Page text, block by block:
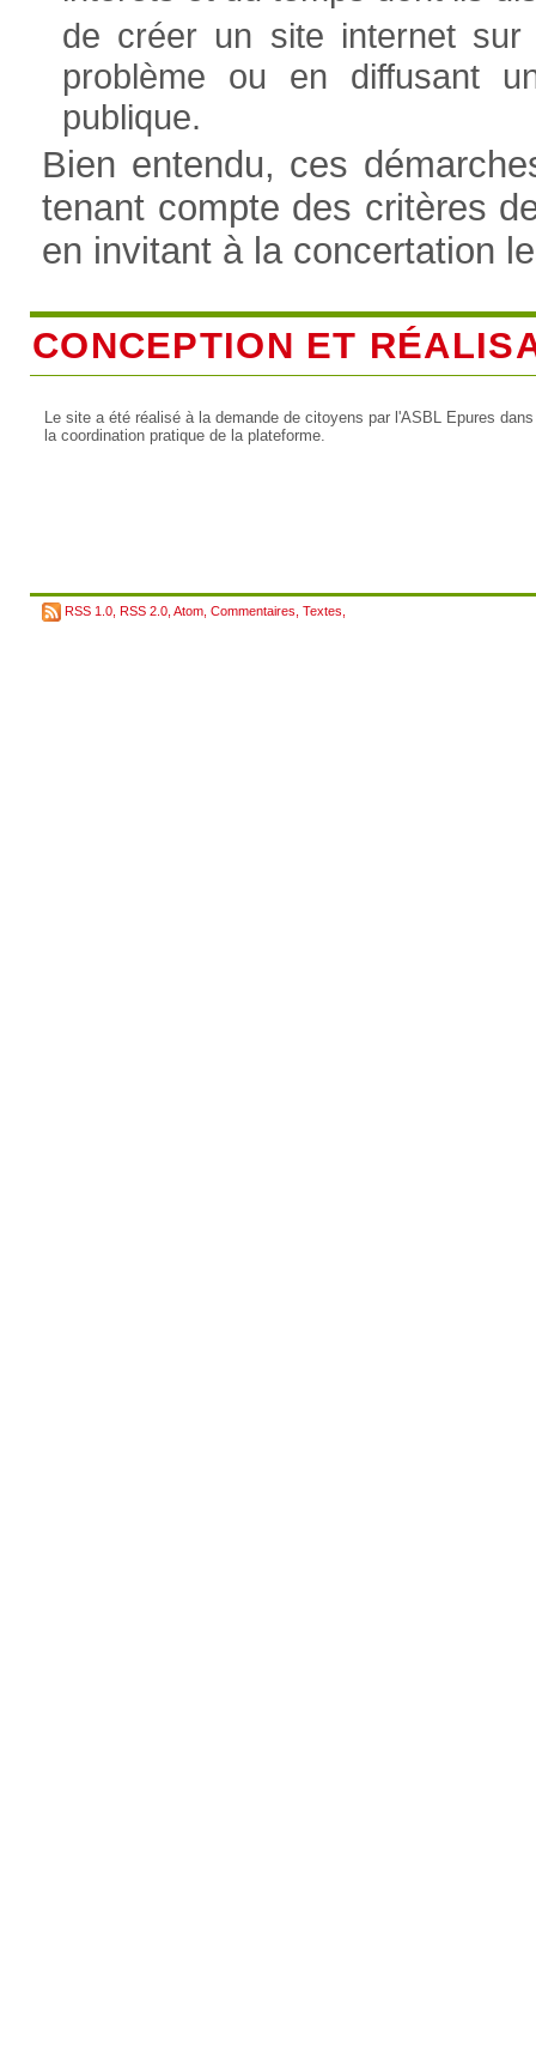
de créer un site internet sur
problème ou en diffusant
publique.
Bien entendu, ces
tenant compte des critères
en invitant à la concertation
CONCEPTION ET
Le site a été réalisé à la demande de citoyens par l'ASBL Epures
la coordination pratique de la plateforme.
RSS 1.0 RSS 2.0 Atom Commentaires Textes